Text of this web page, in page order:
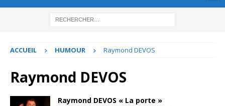
ACCUEIL HUMOUR Raymond DEVOS
Raymond DEVOS
Raymond DEVOS « La porte »